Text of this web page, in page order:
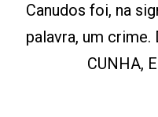
Canudos foi, na
palavra, um crime.
CUNHA,